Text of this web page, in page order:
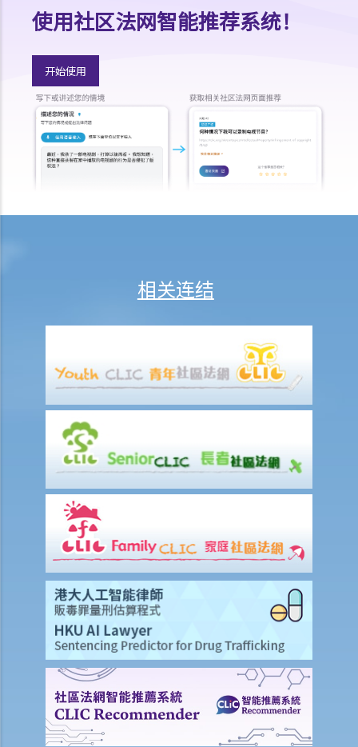
1. 我有什么方法可以修改我的遗嘱？
2. 什么是遗嘱更改附件？
撤销遗嘱
取得授予遗嘱认证（有遗嘱）与取得授予遗产管理书（无遗嘱）
1. 办理死亡登记
2. 寻找死者的遗嘱及检查其银行保险箱
1. 如何可以检视死者的银行保险箱？
2. 遗嘱执行人 / 遗产管理人在甚么情况下，才可提取死者于银行保险箱
3. 如果死者的个人财物并不是放在银行保险箱内，如何去收集这些财物
2. 如果遗嘱执行人不在香港居住，并且拒绝就出任遗嘱执行人，他该如
何放弃遗嘱认证的权利？
2. 程序
1. 如果遗嘱丢失并且没有可用的遗嘱副本，可以申领授予遗嘱认证书
2. 当正本遗嘱丢失，只有遗嘱副本时，可以申领授予遗嘱认证书吗？
3. 如果一个人（不是遗嘱执行人）持有遗嘱并拒绝将其交给遗嘱执行
人，遗嘱执行人可以做什么？
4. 遗产管理书 (在无遗嘱而去世的情况下)
1. 资格
1. 如果有人根据优先次序中有权获得遗产管理书，但他失踪了或拒绝申
请遗产管理书。另一个人可以申请吗？他需要做什么？
2. 我父亲的表亲去世前没有订立遗嘱。他未婚，没有子女。他的兄弟姐
妹因年事已高不想申请遗产管理书。我父亲或我可以申请遗产管理书
2. 程序
1. 如果立遗嘱人在生前公开表示已经订立遗嘱，但在其死后未能找到遗
使用社区法网智能推荐系统！
开始使用
相关连结